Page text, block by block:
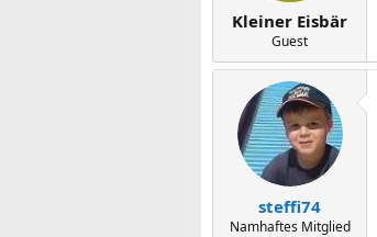
Kleiner Eisbär
Guest
steffi74
Namhaftes Mitglied